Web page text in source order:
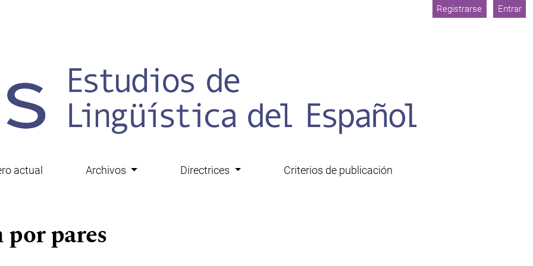
Registrarse Entrar
actual Archivos Directrices Criterios de publicación
por pares